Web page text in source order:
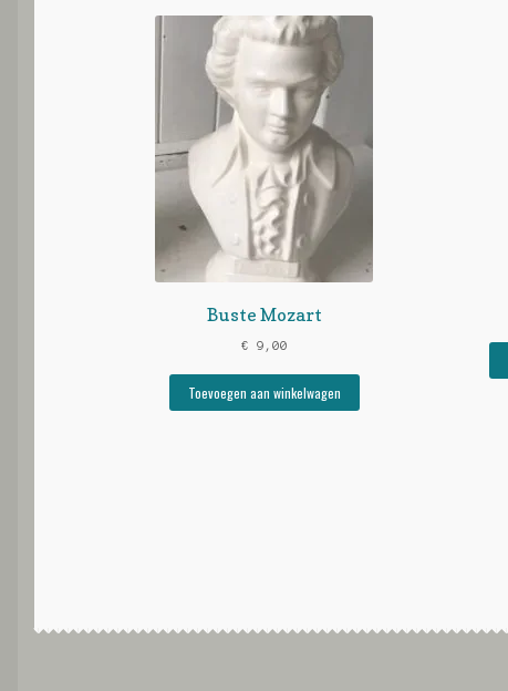
Buste Mozart
€ 9,00
Toevoegen aan winkelwagen